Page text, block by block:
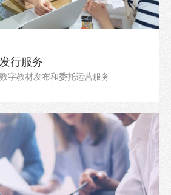
行服务
字教材发布和委托运营服务